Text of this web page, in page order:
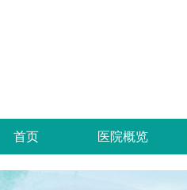
首页 医院概览